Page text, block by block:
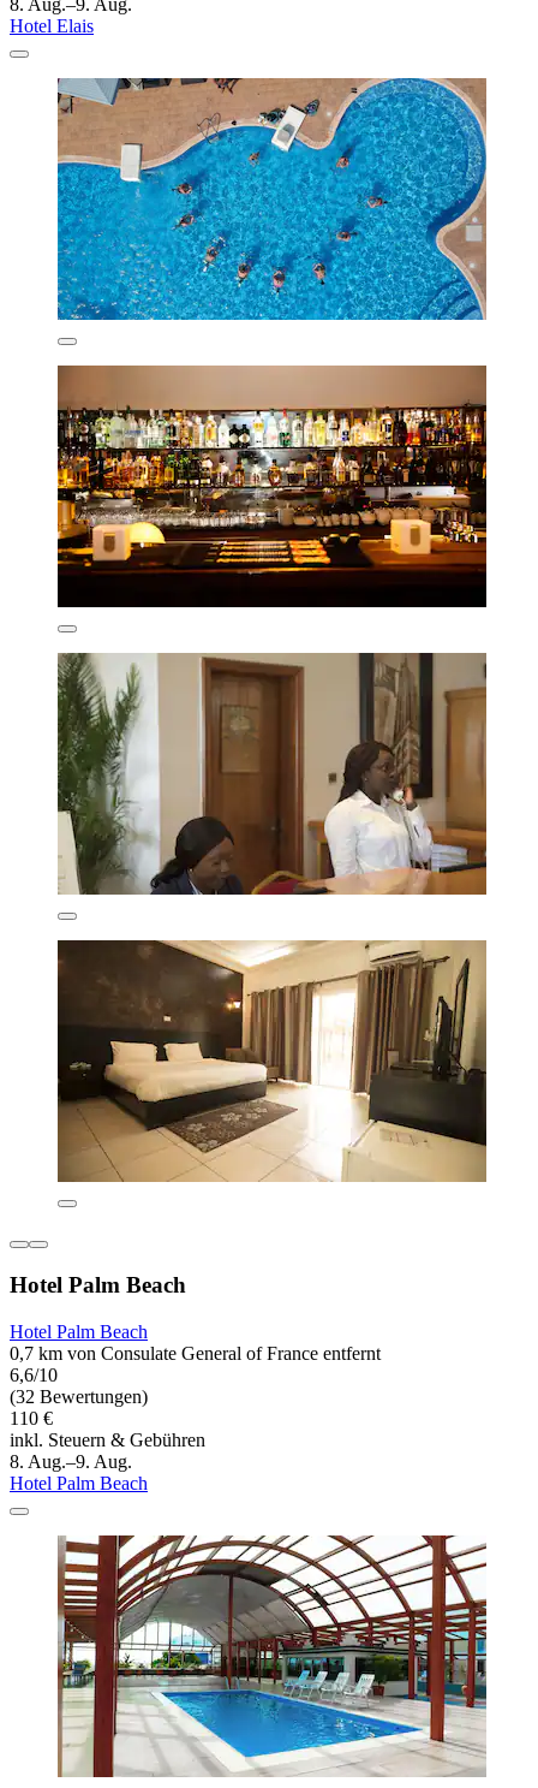
8. Aug.–9. Aug.
Hotel Elais
Hotel Palm Beach
Hotel Palm Beach
0,7 km von Consulate General of France entfernt
6,6/10
(32 Bewertungen)
110 €
inkl. Steuern & Gebühren
8. Aug.–9. Aug.
Hotel Palm Beach